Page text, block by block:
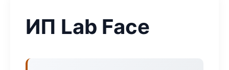
ИП Lab Face